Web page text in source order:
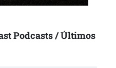
Podcasts / Últimos